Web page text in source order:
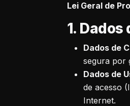
Lei Geral de
1.
Dados de
segura por
Dados de
de acesso
Internet.